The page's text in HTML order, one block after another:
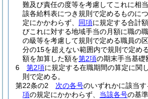
難及び責任の度等を考慮してこれに相
該各給料表につき規則で定めるものにつ
定にかかわらず、 同項に規定する合計
びこれに対する地域手当の月額に職の
の級等を考慮して規則で定める職員の
分の15を超えない範囲内で規則で定め
額を加算した額を第2項の期末手当基礎
6
第2項に規定する在職期間の算定に関
則で定める。
第22条の2
次の各号のいずれかに該当す
項の規定にかかわらず、 当該各号の基